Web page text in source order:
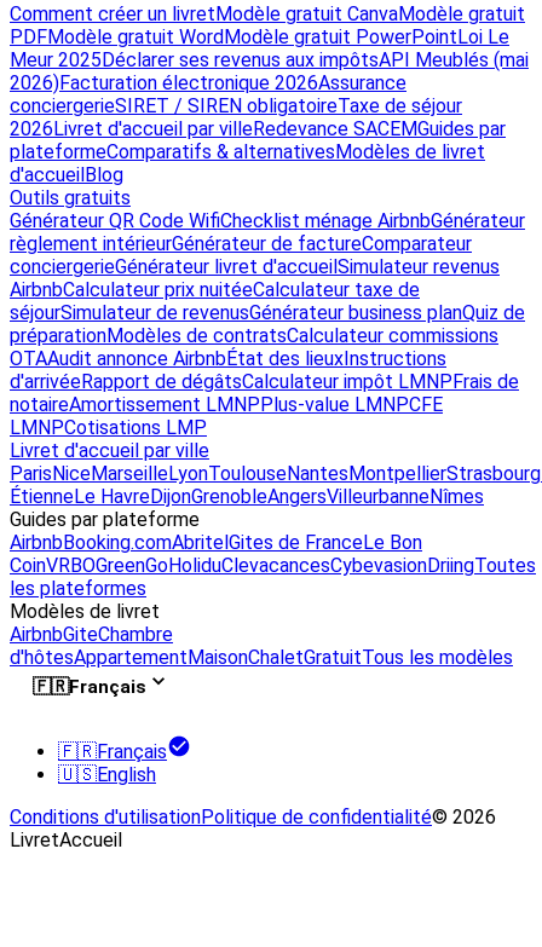
Comment créer un livretModèle gratuit CanvaModèle gratuit
PDFModèle gratuit WordModèle gratuit PowerPointLoi Le
Meur 2025Déclarer ses revenus aux impôtsAPI Meublés (mai
2026)Facturation électronique 2026Assurance
conciergerieSIRET / SIREN obligatoireTaxe de séjour
2026Livret d'accueil par villeRedevance SACEMGuides par
plateformeComparatifs & alternativesModèles de livret
d'accueilBlog
Outils gratuits
Générateur QR Code WifiChecklist ménage AirbnbGénérateur
règlement intérieurGénérateur de factureComparateur
conciergerieGénérateur livret d'accueilSimulateur revenus
AirbnbCalculateur prix nuitéeCalculateur taxe de
séjourSimulateur de revenusGénérateur business planQuiz de
préparationModèles de contratsCalculateur commissions
OTAAudit annonce AirbnbÉtat des lieuxInstructions
d'arrivéeRapport de dégâtsCalculateur impôt LMNPFrais de
notaireAmortissement LMNPPlus-value LMNPCFE
LMNPCotisations LMP
Livret d'accueil par ville
ParisNiceMarseilleLyonToulouseNantesMontpellierStrasbourg
ÉtienneLe HavreDijonGrenobleAngersVilleurbanneNîmes
Guides par plateforme
AirbnbBooking.comAbritelGites de FranceLe Bon
CoinVRBOGreenGoHoliduClevacancesCybevasionDriingToutes
les plateformes
Modèles de livret
AirbnbGiteChambre
d'hôtesAppartementMaisonChaletGratuitTous les modèles
🇫🇷Français
🇫🇷Français
🇺🇸English
Conditions d'utilisationPolitique de confidentialité© 2026
LivretAccueil